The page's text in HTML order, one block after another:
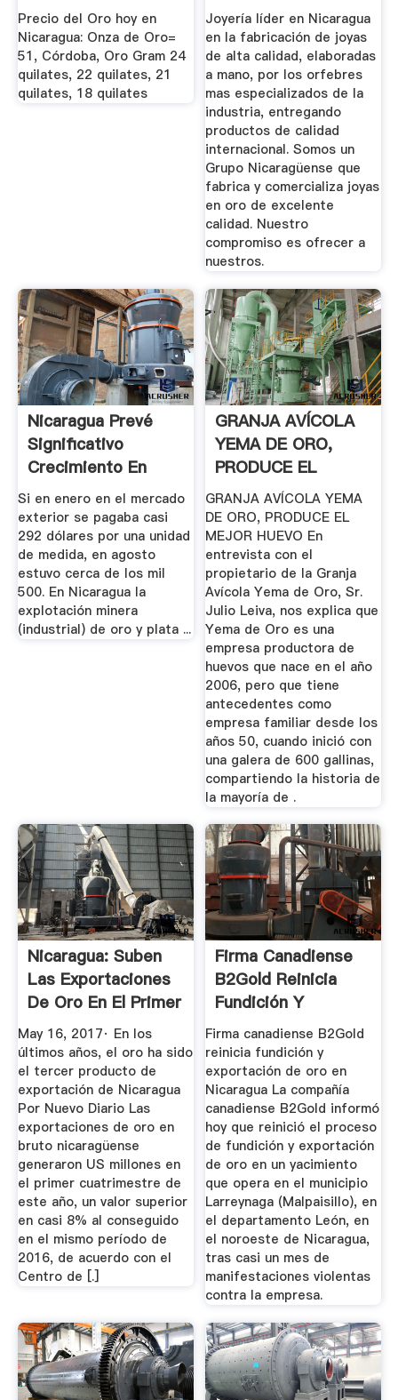
Precio del Oro hoy en
Nicaragua: Onza de Oro=
51, Córdoba, Oro Gram 24
quilates, 22 quilates, 21
quilates, 18 quilates
Joyería líder en Nicaragua
en la fabricación de joyas
de alta calidad, elaboradas
a mano, por los orfebres
mas especializados de la
industria, entregando
productos de calidad
internacional. Somos un
Grupo Nicaragüense que
fabrica y comercializa joyas
en oro de excelente
calidad. Nuestro
compromiso es ofrecer a
nuestros.
Nicaragua Prevé
Significativo
Crecimiento En
Producción De Oro
Si en enero en el mercado
exterior se pagaba casi
292 dólares por una unidad
de medida, en agosto
estuvo cerca de los mil
500. En Nicaragua la
explotación minera
(industrial) de oro y plata ...
GRANJA AVÍCOLA
YEMA DE ORO,
PRODUCE EL
MEJOR HUEVO
GRANJA AVÍCOLA YEMA
DE ORO, PRODUCE EL
MEJOR HUEVO En
entrevista con el
propietario de la Granja
Avícola Yema de Oro, Sr.
Julio Leiva, nos explica que
Yema de Oro es una
empresa productora de
huevos que nace en el año
2006, pero que tiene
antecedentes como
empresa familiar desde los
años 50, cuando inició con
una galera de 600 gallinas,
compartiendo la historia de
la mayoría de .
Nicaragua: Suben
Las Exportaciones
De Oro En El Primer
...
May 16, 2017· En los
últimos años, el oro ha sido
el tercer producto de
exportación de Nicaragua
Por Nuevo Diario Las
exportaciones de oro en
bruto nicaragüense
generaron US millones en
el primer cuatrimestre de
este año, un valor superior
en casi 8% al conseguido
en el mismo período de
2016, de acuerdo con el
Centro de [.]
Firma Canadiense
B2Gold Reinicia
Fundición Y
Exportación ...
Firma canadiense B2Gold
reinicia fundición y
exportación de oro en
Nicaragua La compañía
canadiense B2Gold informó
hoy que reinició el proceso
de fundición y exportación
de oro en un yacimiento
que opera en el municipio
Larreynaga (Malpaisillo), en
el departamento León, en
el noroeste de Nicaragua,
tras casi un mes de
manifestaciones violentas
contra la empresa.